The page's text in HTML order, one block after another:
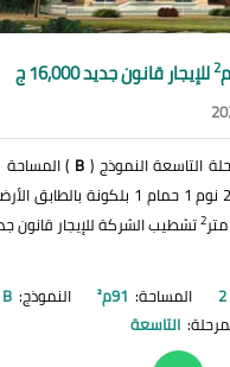
2للإيجار قانون جديد 16,000 ج
التاسعة النموذج ( B
تطل على تشمل 2 نوم 1 حمام 1 بلكونة بالطابق
2تشطيب الشركة للإيجار قانون
2 المساحة: 91م² النموذج: B
التاسعة